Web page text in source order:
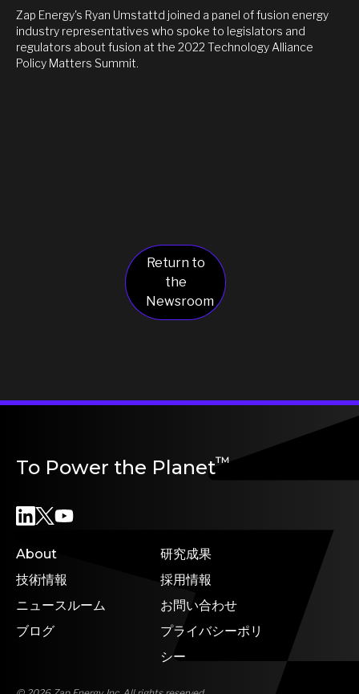
Zap Energy's Ryan Umstattd joined a panel of fusion energy
industry representatives who spoke to legislators and
regulators about fusion at the 2022 Technology Alliance
Policy Matters Summit.
Return to
the
Newsroom
To Power the Planet™
About
技術情報
ニュースルーム
ブログ
研究成果
採用情報
お問い合わせ
プライバシーポリ
シー